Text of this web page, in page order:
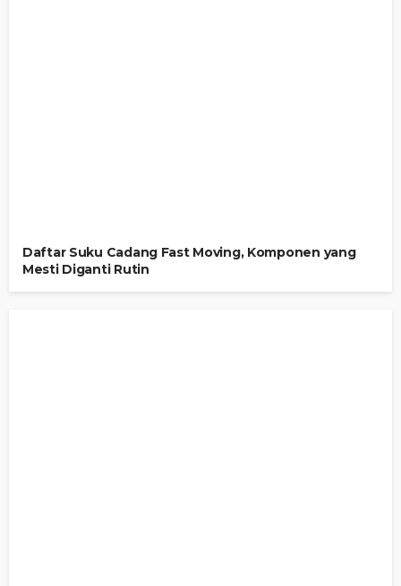
Daftar Suku Cadang Fast Moving, Komponen yang
Mesti Diganti Rutin